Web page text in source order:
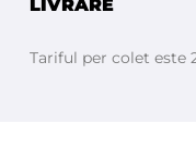
LIVRARE
Tariful per colet este